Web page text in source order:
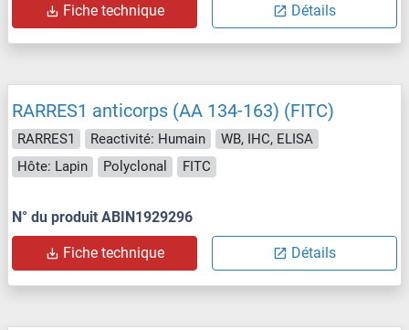
Fiche technique Détails
RARRES1 anticorps (AA 134-163) (FITC)
RARRES1 Reactivité: Humain
WB, IHC, ELISA
Hôte: Lapin
Polyclonal FITC
N° du produit ABIN1929296
Fiche technique Détails